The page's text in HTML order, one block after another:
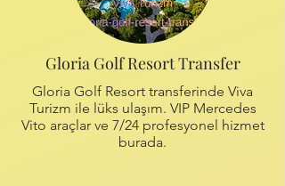
Gloria Golf Resort Transfer
Gloria Golf Resort transferinde Viva
Turizm ile lüks ulaşım. VIP Mercedes
Vito araçlar ve 7/24 profesyonel hizmet
burada.